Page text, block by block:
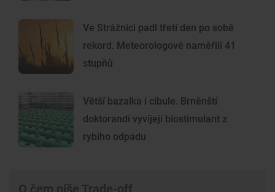
Ve Strážnici padl třetí den po sobě
rekord. Meteorologové naměřili 41
stupňů
Větší bazalka i cibule. Brněnští
doktorandi vyvíjejí biostimulant z
rybího odpadu
O čem píše Trade-off